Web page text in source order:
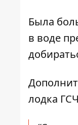
Была
в воде
лодка